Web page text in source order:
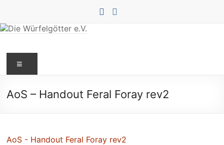
springen
Würfelgötter
e.V.
AoS – Handout Feral Foray rev2
AoS - Handout Feral Foray rev2